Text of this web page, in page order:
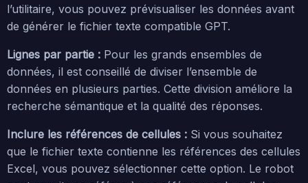
l’utilitaire, vous pouvez prévisualiser les données avant
de générer le fichier texte compatible GPT.
Lignes par partie : Pour les grands ensembles de
données, il est conseillé de diviser l’ensemble de
données en plusieurs parties. Cette division améliore la
recherche sémantique et la qualité des réponses.
Inclure les références de cellules : Si vous souhaitez
que le fichier texte contienne les références des cellules
Excel, vous pouvez sélectionner cette option. Le robot